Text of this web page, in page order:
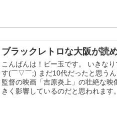
ブラックレトロな大阪が読
こんばんは！ビー玉です。 いきな
す(￣▽￣;) まだ10代だったと思う
監督の映画「吉原炎上」の壮絶な
きく影響しているのだと思われます